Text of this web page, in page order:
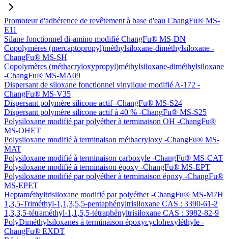
Promoteur d'adhérence de revêtement à base d'eau ChangFu® MS-
E11
Silane fonctionnel di-amino modifié ChangFu® MS-DN
Copolymères (mercaptopropyl)méthylsiloxane-diméthylsiloxane -
ChangFu® MS-SH
Copolymères (méthacryloxypropyl)méthylsiloxane-diméthylsiloxane
-ChangFu® MS-MA09
Dispersant de siloxane fonctionnel vinylique modifié A-172 -
ChangFu® MS-V35
Dispersant polymère silicone actif -ChangFu® MS-S24
Dispersant polymère silicone actif à 40 % -ChangFu® MS-S25
Polysiloxane modifié par polyéther à terminaison OH -ChangFu®
MS-OHET
Polysiloxane modifié à terminaison méthacryloxy -ChangFu® MS-
MAT
Polysiloxane modifié à terminaison carboxyle -ChangFu® MS-CAT
Polysiloxane modifié à terminaison époxy -ChangFu® MS-EPT
Polysiloxane modifié par polyéther à terminaison époxy -ChangFu®
MS-EPET
Heptaméthyltrisiloxane modifié par polyéther -ChangFu® MS-M7H
1,3,5-Triméthyl-1,1,3,5,5-pentaphényltrisiloxane CAS : 3390-61-2
1,3,3,5-tétraméthyl-1,1,5,5-tétraphényltrisiloxane CAS : 3982-82-9
PolyDiméthylsiloxanes à terminaison époxycyclohexyléthyle -
ChangFu® EXDT